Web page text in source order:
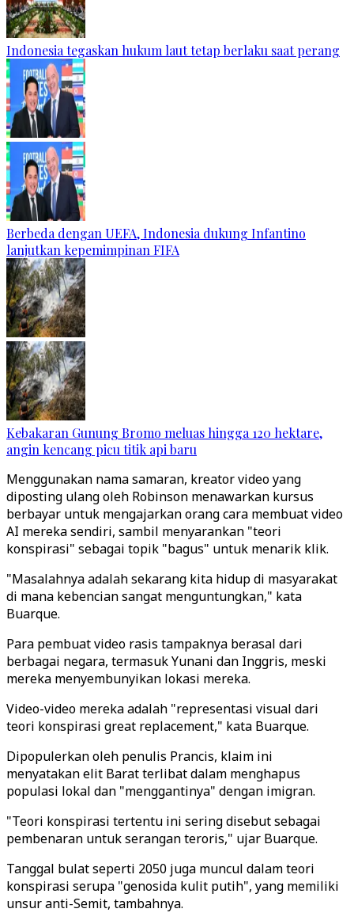
Indonesia tegaskan hukum laut tetap berlaku saat perang
Berbeda dengan UEFA, Indonesia dukung Infantino
lanjutkan kepemimpinan FIFA
Kebakaran Gunung Bromo meluas hingga 120 hektare,
angin kencang picu titik api baru
Menggunakan nama samaran, kreator video yang
diposting ulang oleh Robinson menawarkan kursus
berbayar untuk mengajarkan orang cara membuat video
AI mereka sendiri, sambil menyarankan "teori
konspirasi" sebagai topik "bagus" untuk menarik klik.
"Masalahnya adalah sekarang kita hidup di masyarakat
di mana kebencian sangat menguntungkan," kata
Buarque.
Para pembuat video rasis tampaknya berasal dari
berbagai negara, termasuk Yunani dan Inggris, meski
mereka menyembunyikan lokasi mereka.
Video-video mereka adalah "representasi visual dari
teori konspirasi great replacement," kata Buarque.
Dipopulerkan oleh penulis Prancis, klaim ini
menyatakan elit Barat terlibat dalam menghapus
populasi lokal dan "menggantinya" dengan imigran.
"Teori konspirasi tertentu ini sering disebut sebagai
pembenaran untuk serangan teroris," ujar Buarque.
Tanggal bulat seperti 2050 juga muncul dalam teori
konspirasi serupa "genosida kulit putih", yang memiliki
unsur anti-Semit, tambahnya.